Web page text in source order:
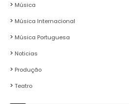
Música
Música Internacional
Música Portuguesa
Noticias
Produção
Teatro